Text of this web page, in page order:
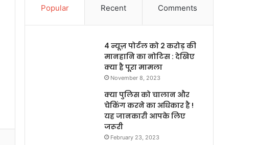
Popular Recent Comments
4 न्यूज़ पोर्टल को 2 करोड़ की
मानहानि का नोटिस : देखिए
क्या है पूरा मामला
November 8, 2023
क्या पुलिस को चालान और
चेकिंग करने का अधिकार है !
यह जानकारी आपके लिए
जरूरी
February 23, 2023